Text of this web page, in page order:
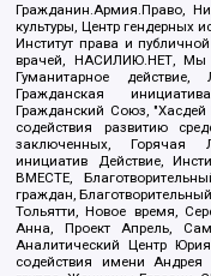
Гражданин.Армия.Право,
культуры, Центр гендерных
Институт права и
врачей, НАСИЛИЮ.НЕТ, Мы
Гуманитарное
Гражданская
Гражданский Союз,
содействия развитию
заключенных, Горячая
инициатив Действие,
ВМЕСТЕ,
граждан,
Тольятти, Новое время,
Анна, Проект Апрель,
Аналитический Центр
содействия имени Андрея